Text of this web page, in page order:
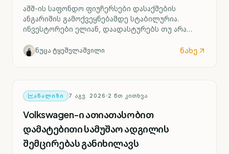
აშშ-ის საფონდო ფიუჩერსები დასაქმების
ანგარიშის გამოქვეყნებამდე სტაბილურია.
ინვესტორები ელიან, დაადასტურებს თუ არა
მიერ საპროცენტო განაკვეთის შესაძლო ზრდის
სცენარს უკვე სექტემბრიდან.
ნუცა ტყეშელაშვილი ნახე
ᲐᲜᲐᲚᲘᲖᲘ 7 ᲐᲒᲕ. 2026 2 ᲬᲗ ᲙᲘᲗᲮᲕᲐ
Volkswagen-ი ათიათასობით
დამატებითი სამუშაო ადგილის
შემცირებას განიხილავს